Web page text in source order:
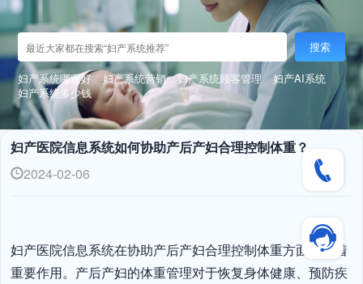
搜索
妇产系统哪家好 妇产系统营销 妇产系统顾客管理
妇产AI系统
妇产系统多少钱
妇产医院信息系统如何协助产后产妇合理控制体重？
2024-02-06
妇产医院信息系统在协助产后产妇合理控制体重方面发挥着
重要作用。产后产妇的体重管理对于恢复身体健康、预防疾